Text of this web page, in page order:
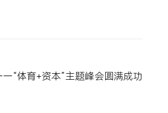
体育+资本”主题峰会圆满成功